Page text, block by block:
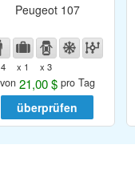
Peugeot 107
x 1 x 3
von 21,00 $ pro Tag
überprüfen